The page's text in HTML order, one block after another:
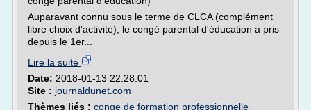
Auparavant connu sous le terme de CLCA (complément
libre choix d'activité), le congé parental d'éducation a pris
depuis le 1er...
Lire la suite
Date: 2018-01-13 22:28:01
Site : journaldunet.com
Thèmes liés : conge de formation professionnelle